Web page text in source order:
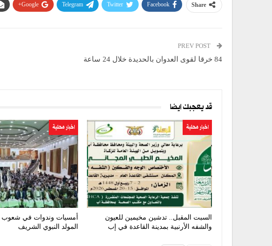
Share
Facebook
Twitter
Telegram
Google+
84 خرقا لقوى العدوان بالحديدة خلال 24 ساعة
قد يعجبك ايضا
اخبار محلية
السبت المقبل.. تدشين مخيمين للعيون
والشفه الأرنبية بمدينة القاعدة في إب
اخبار محلية
أمسيات وندوات في شعوب
المولد النبوي الشريف